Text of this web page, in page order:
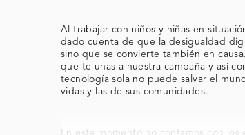
Al trabajar con niños y niñas en
dado cuenta de que la desigualdad
sino que se convierte también en
que te unas a nuestra campaña y así
tecnología sola no puede salvar el
vidas y las de sus comunidades.
En este momento no contamos con